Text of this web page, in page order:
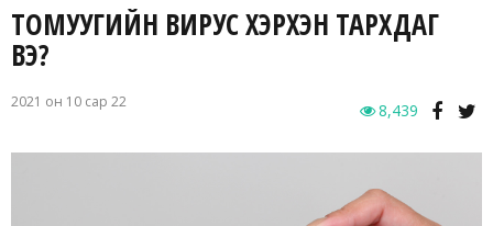
ТОМУУГИЙН ВИРУС ХЭРХЭН ТАРХДАГ
ВЭ?
2021 он 10 сар 22 8,439